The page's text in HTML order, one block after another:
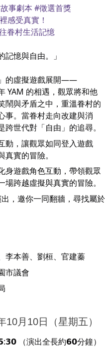
事劇本 #徵選首獎
感受真實！
眷村生活記憶
記憶與自由。」
的虛擬遊戲展開——
YAM 的相遇，觀眾將和他
鬧與矛盾之中，重溫眷村的
事。當眷村走向改建與消
世代對「自由」的追尋。
動，讓觀眾如同登入遊戲
實的冒險。
身遊戲角色互動，帶領觀眾
跨越虛擬與真實的冒險。
，邀你一同翻牆，尋找屬於
本善、劉桓、官建蓁
市議會
10月10日（星期五）
（演出全長約𝟲𝟬分鐘）